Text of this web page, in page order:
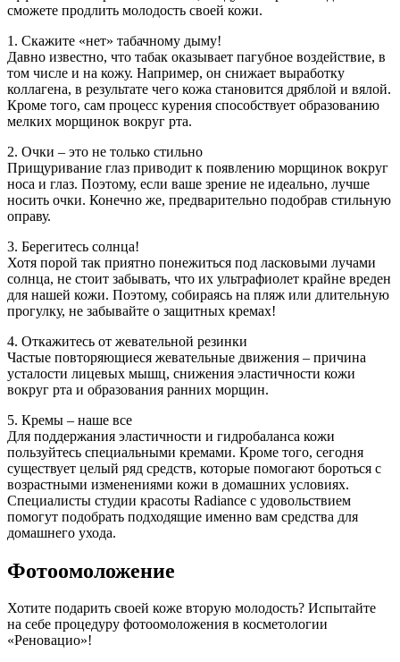
сможете продлить молодость своей кожи.
1. Скажите «нет» табачному дыму!
Давно известно, что табак оказывает пагубное воздействие, в
том числе и на кожу. Например, он снижает выработку
коллагена, в результате чего кожа становится дряблой и вялой.
Кроме того, сам процесс курения способствует образованию
мелких морщинок вокруг рта.
2. Очки – это не только стильно
Прищуривание глаз приводит к появлению морщинок вокруг
носа и глаз. Поэтому, если ваше зрение не идеально, лучше
носить очки. Конечно же, предварительно подобрав стильную
оправу.
3. Берегитесь солнца!
Хотя порой так приятно понежиться под ласковыми лучами
солнца, не стоит забывать, что их ультрафиолет крайне вреден
для нашей кожи. Поэтому, собираясь на пляж или длительную
прогулку, не забывайте о защитных кремах!
4. Откажитесь от жевательной резинки
Частые повторяющиеся жевательные движения – причина
усталости лицевых мышц, снижения эластичности кожи
вокруг рта и образования ранних морщин.
5. Кремы – наше все
Для поддержания эластичности и гидробаланса кожи
пользуйтесь специальными кремами. Кроме того, сегодня
существует целый ряд средств, которые помогают бороться с
возрастными изменениями кожи в домашних условиях.
Специалисты студии красоты Radiance с удовольствием
помогут подобрать подходящие именно вам средства для
домашнего ухода.
Фотоомоложение
Хотите подарить своей коже вторую молодость? Испытайте
на себе процедуру фотоомоложения в косметологии
«Реновацио»!